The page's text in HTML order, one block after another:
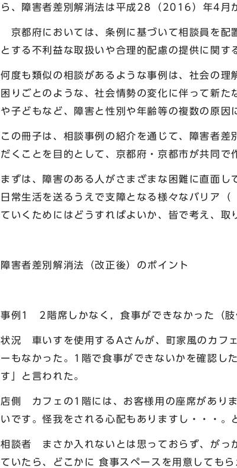
ら、障害者差別解消法は平成28（2016）年4月
京都府においては、条例に基づいて相談員を配
とする不利益な取扱いや合理的配慮の提供に関す
何度も類似の相談があるような事例は、社会の
困りごとのような、社会情勢の変化に伴って新
や子どもなど、障害と性別や年齢等の複数の原因
この冊子は、相談事例の紹介を通じて、障害者
だくことを目的として、京都府・京都市が共同で
まずは、障害のある人がさまざまな困難に直面
日常生活を送るうえで支障となる様々なバリア
ていくためにはどうすればよいか、皆で考え、取
障害者差別解消法（改正後）のポイント
事例1 2階席しかなく，食事ができなかった（肢
状況 車いすを使用するAさんが、町家風のカフ
ーもなかった。1階で食事ができないかを確認し
す」と言われた。
店側 カフェの1階には、お客様用の座席があり
いです。怪我をされる心配もありますし・・・。
相談者 まさか入れないとは思っておらず、がっ
ていたら、どこかに 食事スペースを用意してもら